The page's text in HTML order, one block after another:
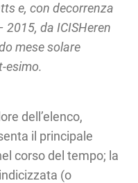
e, con decorrenza
2015, da ICISHeren
mese solare
esimo.
dell’elenco,
il principale
corso del tempo; la
(o